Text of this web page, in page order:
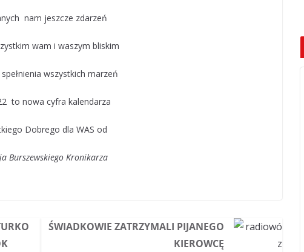
nam jeszcze zdarzeń
wam i waszym bliskim
wszystkich marzeń
to nowa cyfra kalendarza
Dobrego dla WAS od
Burszewskiego Kronikarza
ŚWIADKOWIE ZATRZYMALI PIJANEGO
KIEROWCĘ